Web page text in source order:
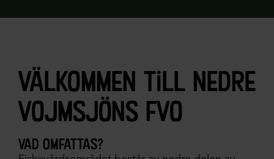
välkommen till nedre
vojmsjöns fvo
vad omfattas?